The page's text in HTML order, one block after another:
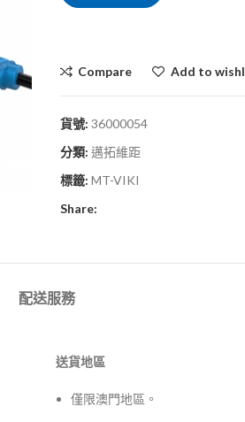
Compare Add to
貨號: 36000054
分類: 邁拓維距
標籤: MT-VIKI
Share:
配送服務
送貨地區
僅限澳門地區。